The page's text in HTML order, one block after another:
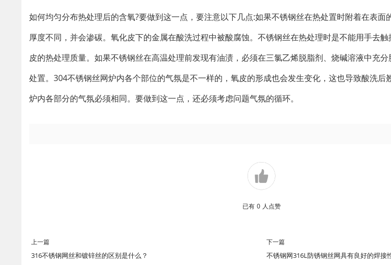
如何均匀分布热处理后的含氧?要做到这一点，要注意以下几点:如果不锈钢丝在热处置时附着在表面
厚度不同，并会渗碳。氧化皮下的金属在酸洗过程中被酸腐蚀。不锈钢丝在热处理时是不能用手去
皮的热处理质量。如果不锈钢丝在高温处理前发现有油渍，必须在三氯乙烯脱脂剂、烧碱溶液中充
处置。304不锈钢丝网炉内各个部位的气氛是不一样的，氧皮的形成也会发生变化，这也导致酸洗后
炉内各部分的气氛必须相同。要做到这一点，还必须考虑问题气氛的循环。
已有 0 人点赞
上一篇
316不锈钢网丝和镀锌丝的区别是什么？
下一篇
不锈钢网316L防锈钢丝网具有良好的焊接